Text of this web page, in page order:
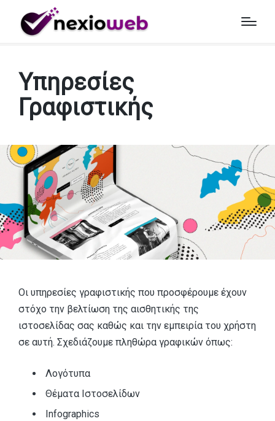
Αρχική» Άρθρα»Υπηρεσίες Γραφιστικής
Υπηρεσίες
Γραφιστικής
Οι υπηρεσίες γραφιστικής που προσφέρουμε έχουν
στόχο την βελτίωση της αισθητικής της
ιστοσελίδας σας καθώς και την εμπειρία του χρήστη
σε αυτή. Σχεδιάζουμε πληθώρα γραφικών όπως:
Λογότυπα
Θέματα Ιστοσελίδων
Infographics